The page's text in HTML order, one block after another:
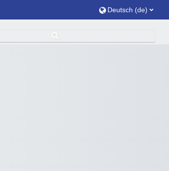
Deutsch ‎(de)‎